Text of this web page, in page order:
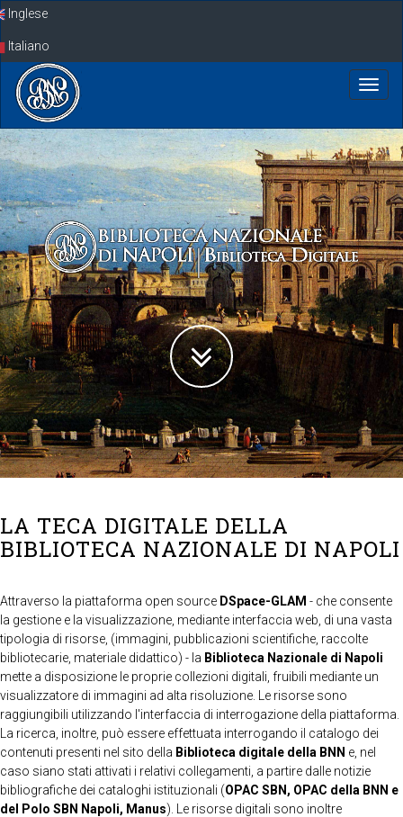
SkipInglese
Italiano
LA TECA DIGITALE DELLA
BIBLIOTECA NAZIONALE DI NAPOLI
Attraverso la piattaforma open source DSpace-GLAM - che consente
la gestione e la visualizzazione, mediante interfaccia web, di una vasta
tipologia di risorse, (immagini, pubblicazioni scientifiche, raccolte
bibliotecarie, materiale didattico) - la Biblioteca Nazionale di Napoli
mette a disposizione le proprie collezioni digitali, fruibili mediante un
visualizzatore di immagini ad alta risoluzione. Le risorse sono
raggiungibili utilizzando l'interfaccia di interrogazione della piattaforma.
La ricerca, inoltre, può essere effettuata interrogando il catalogo dei
contenuti presenti nel sito della Biblioteca digitale della BNN e, nel
caso siano stati attivati i relativi collegamenti, a partire dalle notizie
bibliografiche dei cataloghi istituzionali (OPAC SBN, OPAC della BNN e
del Polo SBN Napoli, Manus). Le risorse digitali sono inoltre